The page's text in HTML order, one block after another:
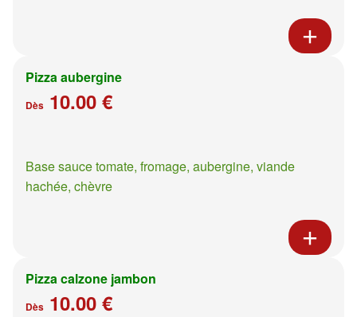
Pizza aubergine
Dès 10.00 €
Base sauce tomate, fromage, aubergine, viande
hachée, chèvre
Pizza calzone jambon
Dès 10.00 €